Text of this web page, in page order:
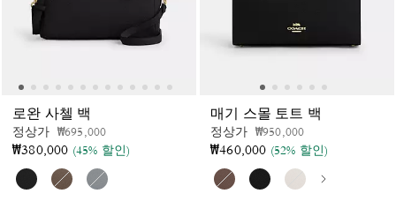
로완 사첼 백
정상가 가격 인하 전
₩695,000인하됨
₩380,000 (45% 할인)
매기 스몰 토트 백
정상가 가격 인하 전
₩950,000인하됨
₩460,000 (52% 할인)